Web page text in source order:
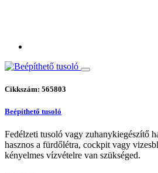
Cikkszám: 565803
Beépíthető tusoló
Fedélzeti tusoló vagy zuhanykiegészítő
hasznos a fürdőlétra, cockpit vagy
kényelmes vízvételre van szükséged.